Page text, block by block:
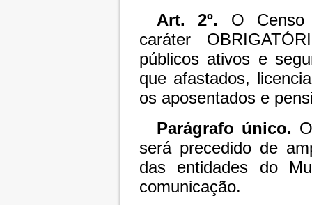
Art. 2º. O Censo
caráter
públicos ativos e
que afastados,
os aposentados e
Parágrafo único.
será precedido de
das entidades do
comunicação.